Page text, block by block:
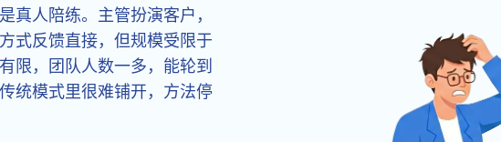
真人陪练。主管扮演客户，
式反馈直接，但规模受限于
限，团队人数一多，能轮到
统模式里很难铺开，方法停